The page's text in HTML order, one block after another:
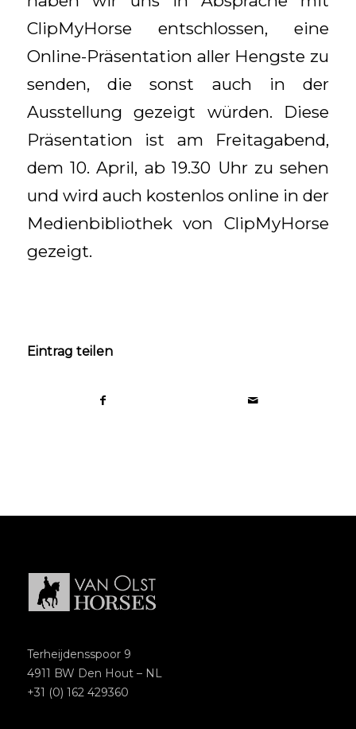
ClipMyHorse entschlossen, eine
Online-Präsentation aller Hengste zu
senden, die sonst auch in der
Ausstellung gezeigt würden. Diese
Präsentation ist am Freitagabend,
dem 10. April, ab 19.30 Uhr zu sehen
und wird auch kostenlos online in der
Medienbibliothek von ClipMyHorse
gezeigt.
Eintrag teilen
Terheijdensspoor 9
4911 BW Den Hout – NL
+31 (0) 162 429360